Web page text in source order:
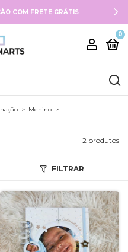
COM FRETE GRÁTIS
0
> Menino >
2 produtos
FILTRAR